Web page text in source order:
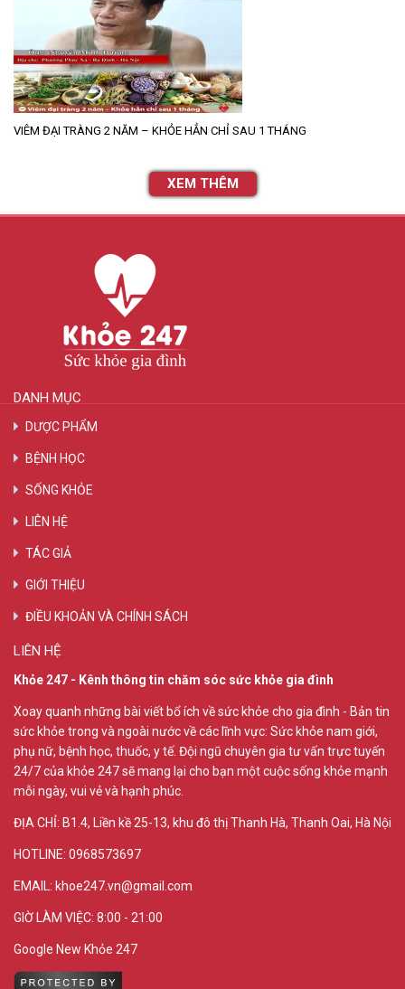
VIÊM ĐẠI TRÀNG 2 NĂM – KHỎE HẲN CHỈ SAU 1 THÁNG
XEM THÊM
DANH MỤC
DƯỢC PHẨM
BỆNH HỌC
SỐNG KHỎE
LIÊN HỆ
TÁC GIẢ
GIỚI THIỆU
ĐIỀU KHOẢN VÀ CHÍNH SÁCH
LIÊN HỆ
Khỏe 247 - Kênh thông tin chăm sóc sức khỏe gia đình
Xoay quanh những bài viết bổ ích về sức khỏe cho gia đình - Bản tin
sức khỏe trong và ngoài nước về các lĩnh vực: Sức khỏe nam giới,
phụ nữ, bệnh học, thuốc, y tế. Đội ngũ chuyên gia tư vấn trực tuyến
24/7 của khỏe 247 sẽ mang lại cho bạn một cuộc sống khỏe mạnh
mỗi ngày, vui vẻ và hạnh phúc.
ĐỊA CHỈ: B1.4, Liền kề 25-13, khu đô thị Thanh Hà, Thanh Oai, Hà Nội
HOTLINE: 0968573697
EMAIL: khoe247.vn@gmail.com
GIỜ LÀM VIỆC: 8:00 - 21:00
Google New Khỏe 247